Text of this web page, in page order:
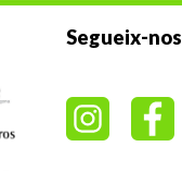
Segueix-nos